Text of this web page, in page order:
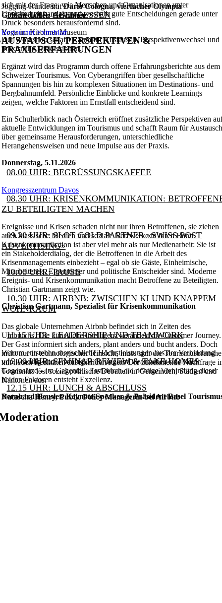
sich mit der Frage, wie Menschen und Organisationen unter
Unsicherheit handeln und weshalb gute Entscheidungen gerade unter
Druck besonders herausfordernd sind.
Der Workshop schafft Raum für Austausch, Perspektivenwechsel und
praxisnahe Diskussionen.
Jogging-Runde mitDario Cologna, vierfacher Olympia
Goldmedaillen-Gewinner
Yoga im Kirchner Museum
19.30 UHR: ABENDESSEN
Restaurant Extrablatt
AUSTAUSCH, PERSPEKTIVEN &
PRAXISERFAHRUNGEN
Ergänzt wird das Programm durch offene Erfahrungsberichte aus dem
Schweizer Tourismus. Von Cyberangriffen über gesellschaftliche
Spannungen bis hin zu komplexen Situationen im Destinations- und
Bergbahnumfeld. Persönliche Einblicke und konkrete Learnings
zeigen, welche Faktoren im Ernstfall entscheidend sind.
Ein Schulterblick nach Österreich eröffnet zusätzliche Perspektiven
aktuelle Entwicklungen im Tourismus und schafft Raum für
über gemeinsame Herausforderungen, unterschiedliche
Herangehensweisen und neue Impulse aus der Praxis.
Donnerstag, 5.11.2026
08.00 UHR: BEGRÜSSUNGSKAFFEE
Kongresszentrum Davos
08.30 UHR: KRISENKOMMUNIKATION:
ZU BETEILIGTEN MACHEN
Ereignisse und Krisen schaden nicht nur ihren Betroffenen, sie ziehen
auch klassische Medien und soziale Netzwerke in ihren Bann.
Krisenkommunikation ist aber viel mehr als nur Medienarbeit: Sie ist
ein Stakeholderdialog, der die Betroffenen in die Arbeit des
Krisenmanagements einbezieht – egal ob sie Gäste, Einheimische,
Mitarbeitende, Eigentümer und politische Entscheider sind. Moderne
Ereignis- und Krisenkommunikation macht Betroffene zu Beteiligten.
Christian Gartmann zeigt wie.
Christian Gartmann, Spezialist für Krisenkommunikation
09.30 UHR: SLOT GOLD PARTNER «SWISS POST
ADVERTISING»
10.00 UHR: PAUSE
10.30 UHR: AIRBNB: ZWISCHEN KI UND KNAPPEM
WOHNRAUM
Das globale Unternehmen Airbnb befindet sich in Zeiten des
Umbruchs. Die künstliche Intelligenz verändert die Customer Journey.
Der Gast informiert sich anders, plant anders und bucht anders. Doch
nicht nur in technologischer Hinsicht, muss sich die Tourismusbranche
mit neuen Realitäten auseinandersetzen. Die zunehmende Nachfrage
Tourismus löst sozial-politische Debatten in Gemeinden, Städten und
Kantonen aus.
Natascha Henry, Public Policy Managerin bei Airbnb
11.15 UHR: LEADERSHIP UND TEAMWORK
Warum entstehen menschliche Höchstleistungen aus der Verbindung
von Leading und Teaming? Führung und Teamarbeit sind keine
Gegensätze – im Gegenteil: Erst durch die richtige Verbindung dieser
beiden Faktoren entsteht Exzellenz.
Bernhard Heusler, Keynote Speaker & Präsident Basel
12.00 UHR: SEMINAR REVIEW & TAKE HOMES
12.15 UHR: LUNCH & ABSCHLUSS